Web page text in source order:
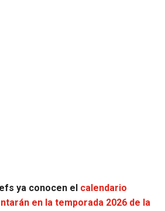
ya conocen el calendario
en la temporada 2026 de la